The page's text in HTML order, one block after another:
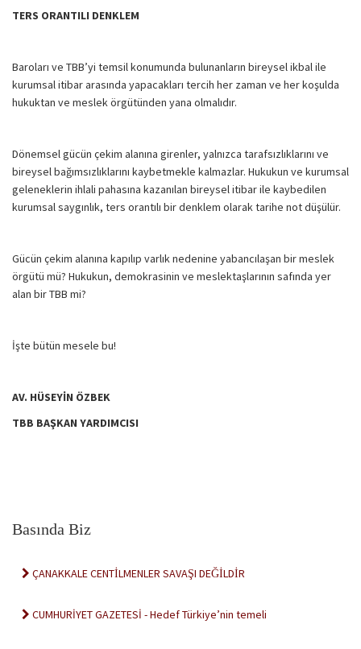
TERS ORANTILI DENKLEM
Baroları ve TBB’yi temsil konumunda bulunanların bireysel ikbal ile
kurumsal itibar arasında yapacakları tercih her zaman ve her koşulda
hukuktan ve meslek örgütünden yana olmalıdır.
Dönemsel gücün çekim alanına girenler, yalnızca tarafsızlıklarını ve
bireysel bağımsızlıklarını kaybetmekle kalmazlar. Hukukun ve kurumsal
geleneklerin ihlali pahasına kazanılan bireysel itibar ile kaybedilen
kurumsal saygınlık, ters orantılı bir denklem olarak tarihe not düşülür.
Gücün çekim alanına kapılıp varlık nedenine yabancılaşan bir meslek
örgütü mü? Hukukun, demokrasinin ve meslektaşlarının safında yer
alan bir TBB mi?
İşte bütün mesele bu!
AV. HÜSEYİN ÖZBEK
TBB BAŞKAN YARDIMCISI
Basında Biz
ÇANAKKALE CENTİLMENLER SAVAŞI DEĞİLDİR
CUMHURİYET GAZETESİ - Hedef Türkiye’nin temeli